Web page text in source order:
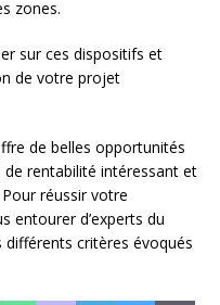
zones.
sur ces dispositifs et
de votre projet
de belles opportunités
de rentabilité intéressant et
réussir votre
entourer d’experts du
critères évoqués